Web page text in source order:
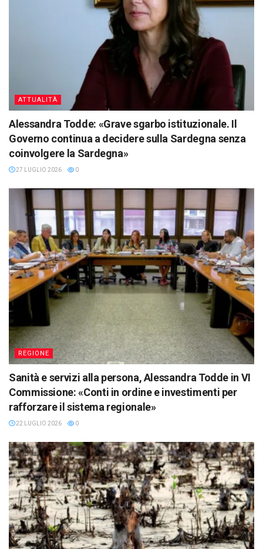
ATTUALITÀ
Alessandra Todde: «Grave sgarbo istituzionale. Il
Governo continua a decidere sulla Sardegna senza
coinvolgere la Sardegna»
27 LUGLIO 2026 0
REGIONE
Sanità e servizi alla persona, Alessandra Todde in VI
Commissione: «Conti in ordine e investimenti per
rafforzare il sistema regionale»
22 LUGLIO 2026 0